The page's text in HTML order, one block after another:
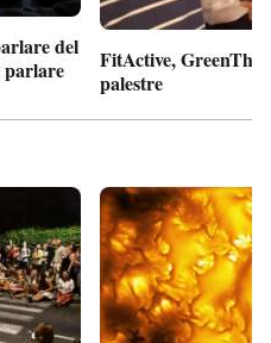
del
parlare
FitActive,
palestre